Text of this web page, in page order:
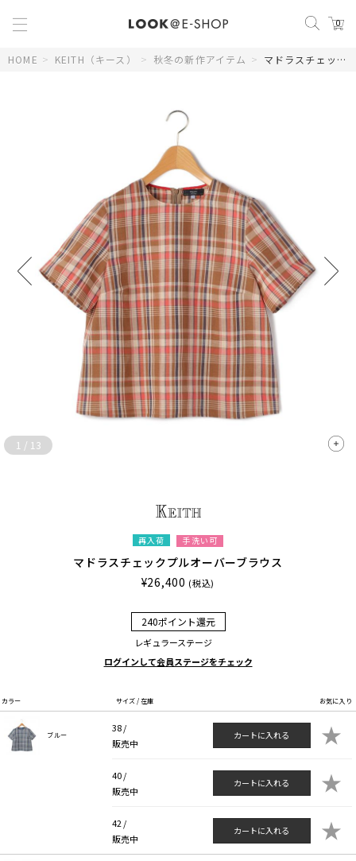
0
HOME > KEITH（キース） > 秋冬の新作アイテム > マドラスチェックプルオーバーブラウス
1 / 13
再入荷 手洗い可
マドラスチェックプルオーバーブラウス
¥26,400 (税込)
240ポイント還元
レギュラーステージ
ログインして会員ステージをチェック
カラー サイズ / 在庫 お気に入り
ブルー
38 /
販売中
カートに入れる ★
40 /
販売中
カートに入れる ★
42 /
販売中
カートに入れる ★